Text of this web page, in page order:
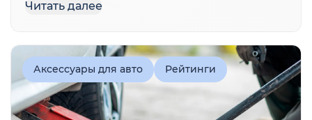
полностью контролировать качество
важное, […]
Читать далее
Аксессуары для авто Рейтинги